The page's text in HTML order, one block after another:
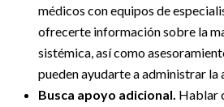
médicos con equipos de
ofrecerte información sobre la
sistémica, así como
pueden ayudarte a administrar la
Busca apoyo adicional. Hablar